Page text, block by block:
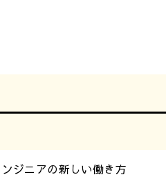
ジニアの新しい働き方